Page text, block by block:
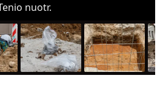
nuotr.